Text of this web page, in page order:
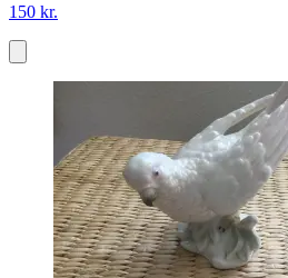
150 kr.